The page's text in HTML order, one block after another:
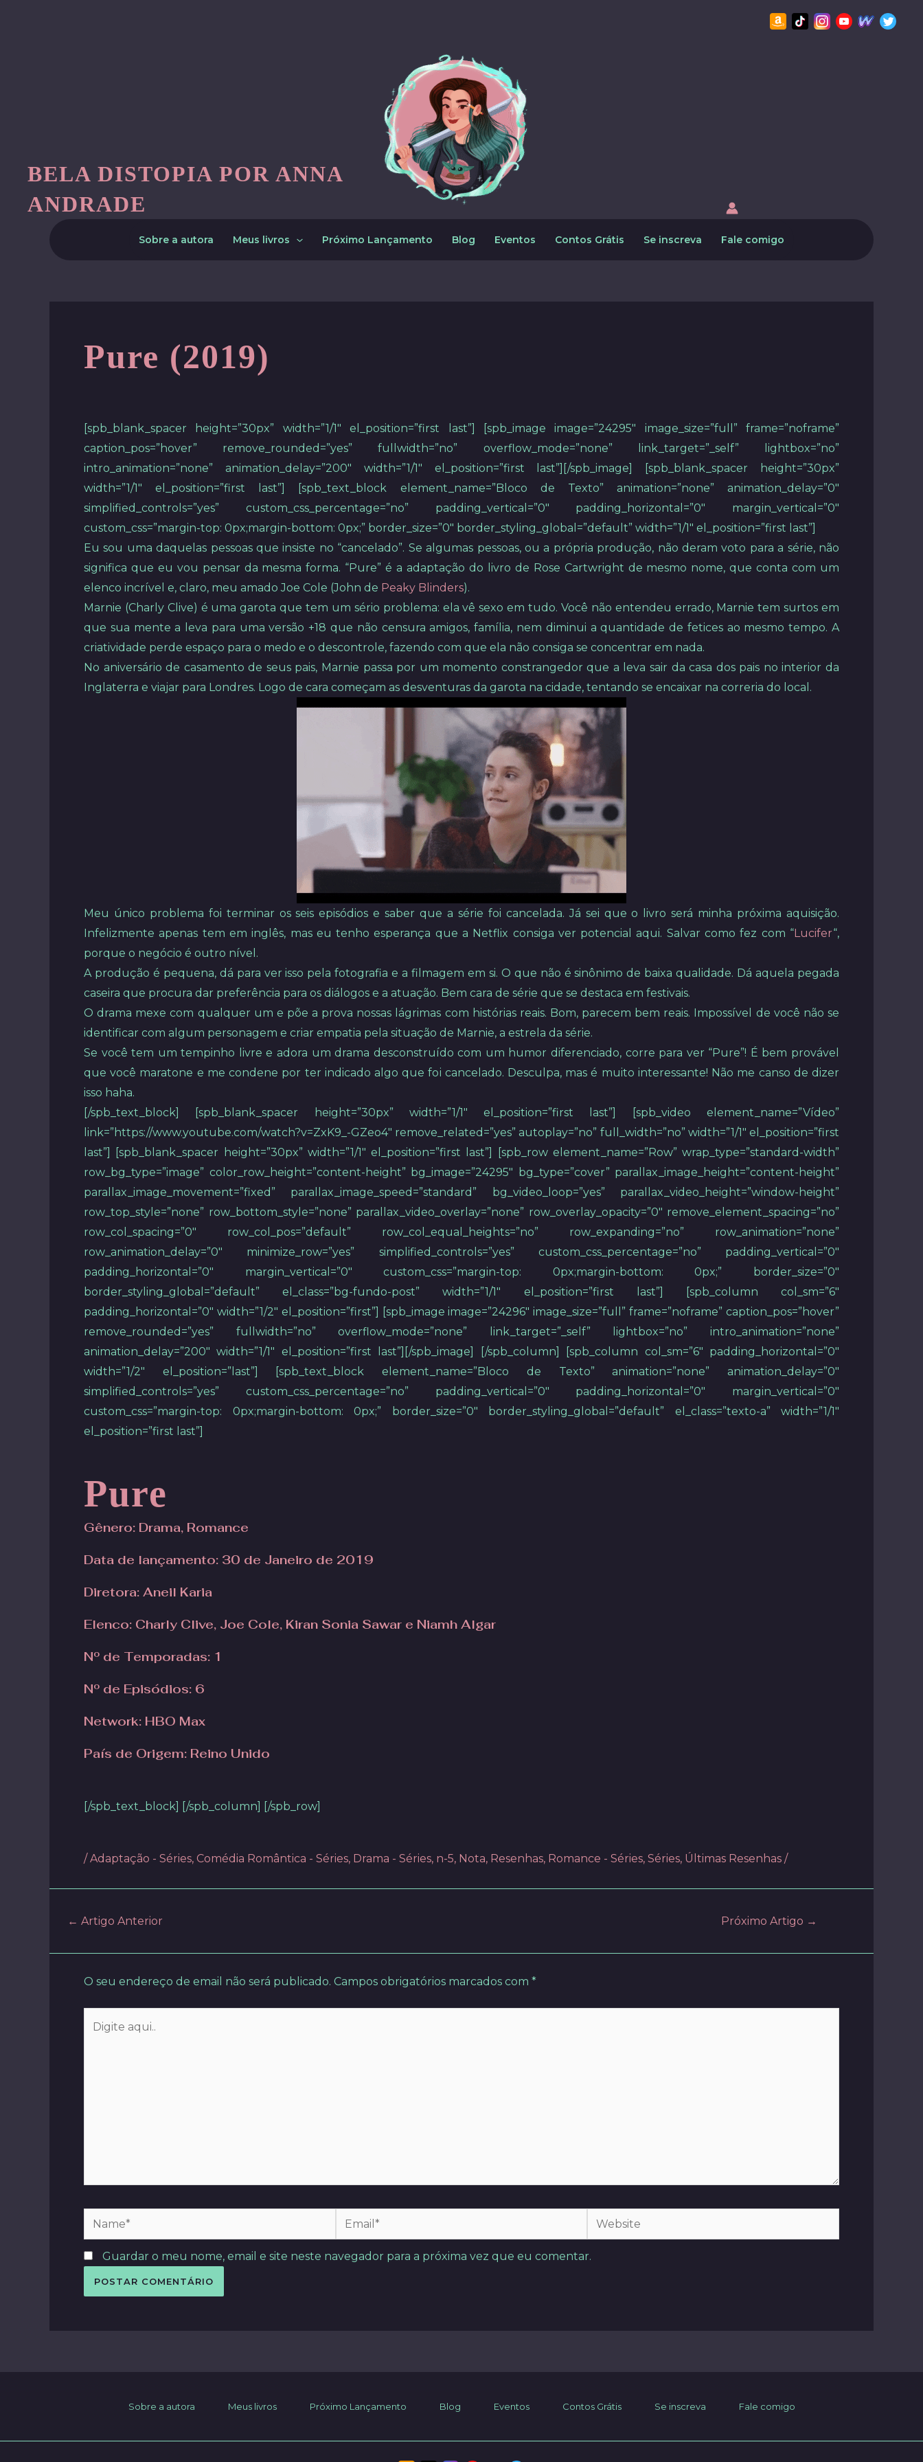
BELA DISTOPIA POR ANNA
ANDRADE
Sobre a autora Meus livros Próximo Lançamento Blog Eventos Contos Grátis Se inscreva Fale comigo
Pure (2019)
[spb_blank_spacer height=”30px” width=”1/1″ el_position=”first last”] [spb_image image=”24295″ image_size=”full” frame=”noframe”
caption_pos=”hover” remove_rounded=”yes” fullwidth=”no” overflow_mode=”none” link_target=”_self” lightbox=”no”
intro_animation=”none” animation_delay=”200″ width=”1/1″ el_position=”first last”][/spb_image] [spb_blank_spacer height=”30px”
width=”1/1″ el_position=”first last”] [spb_text_block element_name=”Bloco de Texto” animation=”none” animation_delay=”0″
simplified_controls=”yes” custom_css_percentage=”no” padding_vertical=”0″ padding_horizontal=”0″ margin_vertical=”0″
custom_css=”margin-top: 0px;margin-bottom: 0px;” border_size=”0″ border_styling_global=”default” width=”1/1″ el_position=”first last”]
Eu sou uma daquelas pessoas que insiste no “cancelado”. Se algumas pessoas, ou a própria produção, não deram voto para a série, não
significa que eu vou pensar da mesma forma. “Pure” é a adaptação do livro de Rose Cartwright de mesmo nome, que conta com um
elenco incrível e, claro, meu amado Joe Cole (John de Peaky Blinders).
Marnie (Charly Clive) é uma garota que tem um sério problema: ela vê sexo em tudo. Você não entendeu errado, Marnie tem surtos em
que sua mente a leva para uma versão +18 que não censura amigos, família, nem diminui a quantidade de fetices ao mesmo tempo. A
criatividade perde espaço para o medo e o descontrole, fazendo com que ela não consiga se concentrar em nada.
No aniversário de casamento de seus pais, Marnie passa por um momento constrangedor que a leva sair da casa dos pais no interior da
Inglaterra e viajar para Londres. Logo de cara começam as desventuras da garota na cidade, tentando se encaixar na correria do local.
Meu único problema foi terminar os seis episódios e saber que a série foi cancelada. Já sei que o livro será minha próxima aquisição.
Infelizmente apenas tem em inglês, mas eu tenho esperança que a Netflix consiga ver potencial aqui. Salvar como fez com “Lucifer“,
porque o negócio é outro nível.
A produção é pequena, dá para ver isso pela fotografia e a filmagem em si. O que não é sinônimo de baixa qualidade. Dá aquela pegada
caseira que procura dar preferência para os diálogos e a atuação. Bem cara de série que se destaca em festivais.
O drama mexe com qualquer um e põe a prova nossas lágrimas com histórias reais. Bom, parecem bem reais. Impossível de você não se
identificar com algum personagem e criar empatia pela situação de Marnie, a estrela da série.
Se você tem um tempinho livre e adora um drama desconstruído com um humor diferenciado, corre para ver “Pure”! É bem provável
que você maratone e me condene por ter indicado algo que foi cancelado. Desculpa, mas é muito interessante! Não me canso de dizer
isso haha.
[/spb_text_block] [spb_blank_spacer height=”30px” width=”1/1″ el_position=”first last”] [spb_video element_name=”Vídeo”
link=”https://www.youtube.com/watch?v=ZxK9_-GZeo4″ remove_related=”yes” autoplay=”no” full_width=”no” width=”1/1″ el_position=”first
last”] [spb_blank_spacer height=”30px” width=”1/1″ el_position=”first last”] [spb_row element_name=”Row” wrap_type=”standard-width”
row_bg_type=”image” color_row_height=”content-height” bg_image=”24295″ bg_type=”cover” parallax_image_height=”content-height”
parallax_image_movement=”fixed” parallax_image_speed=”standard” bg_video_loop=”yes” parallax_video_height=”window-height”
row_top_style=”none” row_bottom_style=”none” parallax_video_overlay=”none” row_overlay_opacity=”0″ remove_element_spacing=”no”
row_col_spacing=”0″ row_col_pos=”default” row_col_equal_heights=”no” row_expanding=”no” row_animation=”none”
row_animation_delay=”0″ minimize_row=”yes” simplified_controls=”yes” custom_css_percentage=”no” padding_vertical=”0″
padding_horizontal=”0″ margin_vertical=”0″ custom_css=”margin-top: 0px;margin-bottom: 0px;” border_size=”0″
border_styling_global=”default” el_class=”bg-fundo-post” width=”1/1″ el_position=”first last”] [spb_column col_sm=”6″
padding_horizontal=”0″ width=”1/2″ el_position=”first”] [spb_image image=”24296″ image_size=”full” frame=”noframe” caption_pos=”hover”
remove_rounded=”yes” fullwidth=”no” overflow_mode=”none” link_target=”_self” lightbox=”no” intro_animation=”none”
animation_delay=”200″ width=”1/1″ el_position=”first last”][/spb_image] [/spb_column] [spb_column col_sm=”6″ padding_horizontal=”0″
width=”1/2″ el_position=”last”] [spb_text_block element_name=”Bloco de Texto” animation=”none” animation_delay=”0″
simplified_controls=”yes” custom_css_percentage=”no” padding_vertical=”0″ padding_horizontal=”0″ margin_vertical=”0″
custom_css=”margin-top: 0px;margin-bottom: 0px;” border_size=”0″ border_styling_global=”default” el_class=”texto-a” width=”1/1″
el_position=”first last”]
Pure
Gênero: Drama, Romance
Data de lançamento: 30 de Janeiro de 2019
Diretora: Aneil Karia
Elenco: Charly Clive, Joe Cole, Kiran Sonia Sawar e Niamh Algar
Nº de Temporadas: 1
Nº de Episódios: 6
Network: HBO Max
País de Origem: Reino Unido
[/spb_text_block] [/spb_column] [/spb_row]
/Adaptação - Séries, Comédia Romântica - Séries, Drama - Séries, n-5, Nota, Resenhas, Romance - Séries, Séries, Últimas Resenhas /
Post← Artigo Anterior Próximo Artigo →
O seu endereço de email não será publicado. Campos obrigatórios marcados com *
aqui..
Name* Email* Website
Guardar o meu nome, email e site neste navegador para a próxima vez que eu comentar.
Sobre a autora Meus livros Próximo Lançamento Blog Eventos Contos Grátis Se inscreva Fale comigo